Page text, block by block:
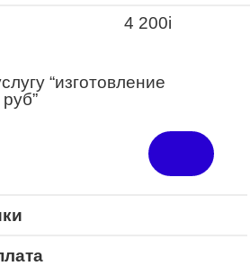
4 200i
“изготовление